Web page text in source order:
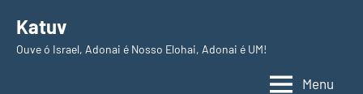
paraKatuv
Ouve ó Israel, Adonai é Nosso Elohai, Adonai é UM!
Menu